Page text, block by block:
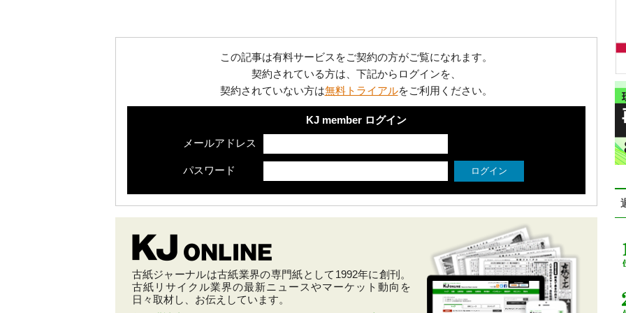
この記事は有料サービスをご契約の方がご覧になれます。
契約されている方は、下記からログインを、
契約されていない方は無料トライアルをご利用ください。
KJ member ログイン
メールアドレス
パスワード
古紙ジャーナルは古紙業界の専門紙として1992年に創刊。
古紙リサイクル業界の最新ニュースやマーケット動向を
日々取材し、お伝えしています。